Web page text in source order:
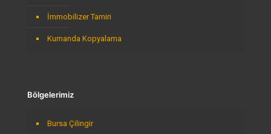
İmmobilizer Tamiri
Kumanda Kopyalama
Bölgelerimiz
Bursa Çilingir